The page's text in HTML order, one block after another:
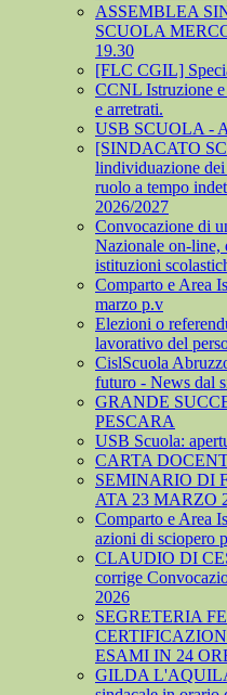
ASSEMBLEA
SCUOLA
19.30
[FLC CGIL]
CCNL Istruzione
e arretrati.
USB SCUOLA -
[SINDACATO
lindividuazione
ruolo a tempo
2026/2027
Convocazione di
Nazionale on-line,
istituzioni
Comparto e Area
marzo p.v
Elezioni o
lavorativo del
CislScuola
futuro - News dal
GRANDE
PESCARA
USB Scuola:
CARTA
SEMINARIO DI
ATA 23 MARZO
Comparto e Area
azioni di sciopero
CLAUDIO DI
corrige
2026
SEGRETERIA
ESAMI IN 24
GILDA